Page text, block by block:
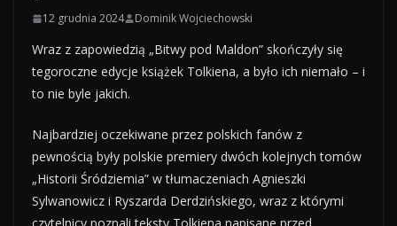
12 grudnia 2024 Dominik Wojciechowski
Wraz z zapowiedzią „Bitwy pod Maldon” skończyły się
tegoroczne edycje książek Tolkiena, a było ich niemało – i
to nie byle jakich.
Najbardziej oczekiwane przez polskich fanów z
pewnością były polskie premiery dwóch kolejnych tomów
„Historii Śródziemia” w tłumaczeniach Agnieszki
Sylwanowicz i Ryszarda Derdzińskiego, wraz z którymi